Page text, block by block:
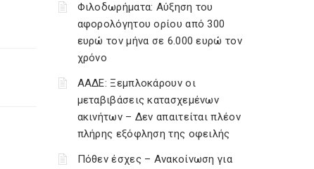
Φιλοδωρήματα: Αύξηση του
αφορολόγητου ορίου από 300
ευρώ τον μήνα σε 6.000 ευρώ τον
χρόνο
ΑΑΔΕ: Ξεμπλοκάρουν οι
μεταβιβάσεις κατασχεμένων
ακινήτων – Δεν απαιτείται πλέον
πλήρης εξόφληση της οφειλής
Πόθεν έσχες – Ανακοίνωση για